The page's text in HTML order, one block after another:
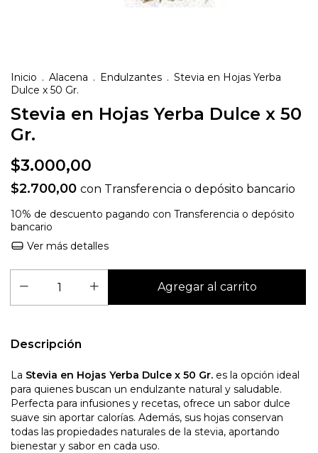
Inicio . Alacena . Endulzantes . Stevia en Hojas Yerba
Dulce x 50 Gr.
Stevia en Hojas Yerba Dulce x 50
Gr.
$3.000,00
$2.700,00 con Transferencia o depósito bancario
10% de descuento pagando con Transferencia o depósito
bancario
Ver más detalles
Descripción
La Stevia en Hojas Yerba Dulce x 50 Gr. es la opción ideal
para quienes buscan un endulzante natural y saludable.
Perfecta para infusiones y recetas, ofrece un sabor dulce
suave sin aportar calorías. Además, sus hojas conservan
todas las propiedades naturales de la stevia, aportando
bienestar y sabor en cada uso.